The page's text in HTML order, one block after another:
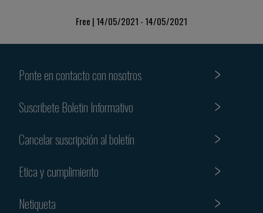
Free | 14/05/2021 - 14/05/2021
Ponte en contacto con nosotros
Suscribete Boletin Informativo
Cancelar suscripción al boletín
Etica y cumplimiento
Netiqueta